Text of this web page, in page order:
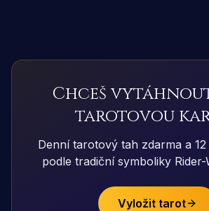
Chceš
tarotovou
Denní tarotový tah zdarma a
podle tradiční symboliky Rider-
Vyložit tarot